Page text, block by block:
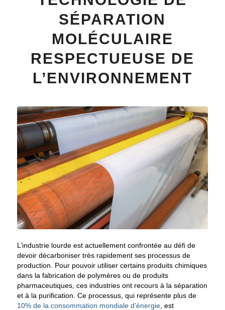
SÉPARATION
MOLÉCULAIRE
RESPECTUEUSE DE
L’ENVIRONNEMENT
L’industrie lourde est actuellement confrontée au défi de
devoir décarboniser très rapidement ses processus de
production. Pour pouvoir utiliser certains produits chimiques
dans la fabrication de polymères ou de produits
pharmaceutiques, ces industries ont recours à la séparation
et à la purification. Ce processus, qui représente plus de
10% de la consommation mondiale d’énergie, est